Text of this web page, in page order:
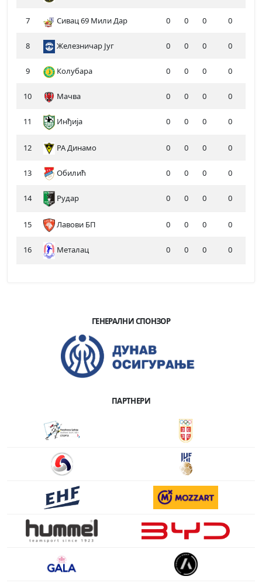
7 Сивац 69 Мили Дар 0 0 0 0
8 Железничар Југ 0 0 0 0
9 Колубара 0 0 0 0
10 Мачва 0 0 0 0
11 Инђија 0 0 0 0
12 РА Динамо 0 0 0 0
13 Обилић 0 0 0 0
14 Рудар 0 0 0 0
15 Лавови БП 0 0 0 0
16 Металац 0 0 0 0
ГЕНЕРАЛНИ СПОНЗОР
ПАРТНЕРИ